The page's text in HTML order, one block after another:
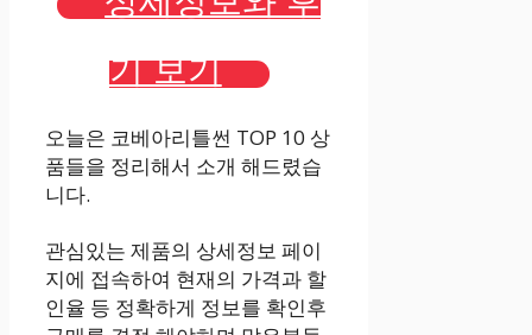
기 보기
오늘은 코베아리틀썬 TOP 10 상
품들을 정리해서 소개 해드렸습
니다.
관심있는 제품의 상세정보 페이
지에 접속하여 현재의 가격과 할
인율 등 정확하게 정보를 확인후